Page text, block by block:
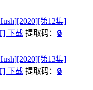
第12集]
下载 提取码： 🔒
第13集]
下载 提取码： 🔒